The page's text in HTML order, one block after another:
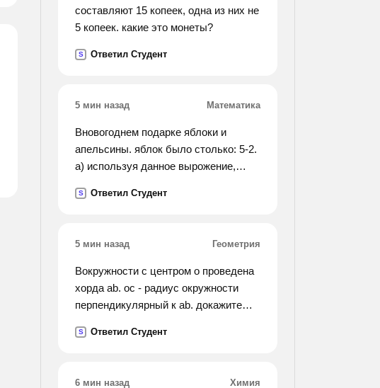
составляют 15 копеек, одна из них не
5 копеек. какие это монеты?
S Ответил Студент
5 мин назад Математика
Вновогоднем подарке яблоки и
апельсины. яблок было столько: 5-2.
а) используя данное вырожение,
всего фруктов? 2.сколько
S Ответил Студент
5 мин назад Геометрия
Вокружности с центром o проведена
хорда ab. oc - радиус окружности
перпендикулярный к ab. докажите
S Ответил Студент
6 мин назад Химия